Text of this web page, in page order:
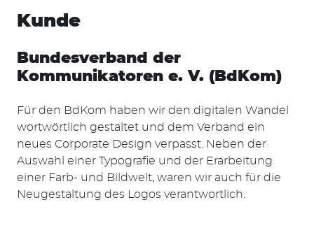
Kunde
Bundesverband der
Kommunikatoren e. V. (BdKom)
Für den BdKom haben wir den digitalen Wandel
wortwörtlich gestaltet und dem Verband ein
neues Corporate Design verpasst. Neben der
Auswahl einer Typografie und der Erarbeitung
einer Farb- und Bildwelt, waren wir auch für die
Neugestaltung des Logos verantwortlich.